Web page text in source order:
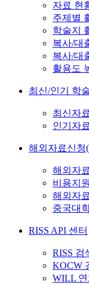
자료 현
주제별
학술지
복사/대
복사/대
활용도
최신/인기 학
최신자료
인기자료
해외자료신청
해외자
비용지
해외자
중국대
RISS API 센터
RISS 검
KOCW
WILL